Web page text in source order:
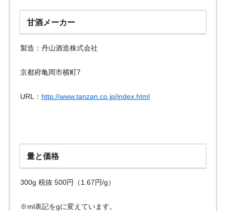
甘酒メーカー
製造：丹山酒造株式会社
京都府亀岡市横町7
URL： http://www.tanzan.co.jp/index.html
量と価格
300g 税抜 500円（1.67円/g）
※ml表記をgに変えています。